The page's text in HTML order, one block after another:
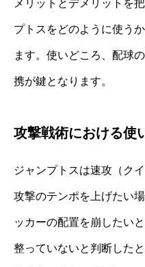
メリットとデメリットを
プトスをどのように使う
ます。使いどころ、配球
携が鍵となります。
攻撃戦術における使
ジャンプトスは速攻（ク
攻撃のテンポを上げたい
ッカーの配置を崩したい
整っていないと判断した